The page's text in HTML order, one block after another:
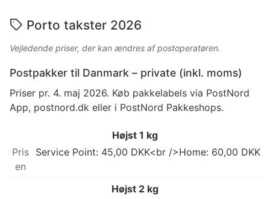
Porto takster 2026
Vejledende priser, der kan ændres af postoperatøren.
Postpakker til Danmark – private (inkl. moms)
Priser pr. 4. maj 2026. Køb pakkelabels via PostNord
App, postnord.dk eller i PostNord Pakkeshops.
Højst 1 kg
Service Point: 45,00 DKK<br />Home: 60,00 DKK
Højst 2 kg